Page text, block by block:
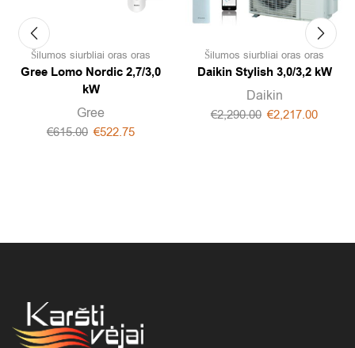
Šilumos siurbliai oras oras
Gree Lomo Nordic 2,7/3,0
kW
Gree
€615.00 €522.75
Šilumos siurbliai oras oras
Daikin Stylish 3,0/3,2 kW
Daikin
€2,290.00 €2,217.00